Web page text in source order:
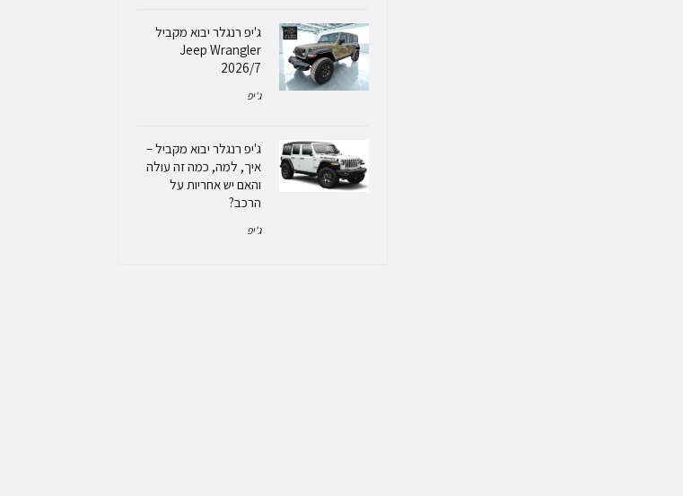
ג'יפ רנגלר יבוא מקביל
Jeep Wrangler
2026/7
ג'יפ
ג'יפ רנגלר יבוא מקביל –
איך, למה, כמה זה עולה
והאם יש אחריות על
הרכב?
ג'יפ